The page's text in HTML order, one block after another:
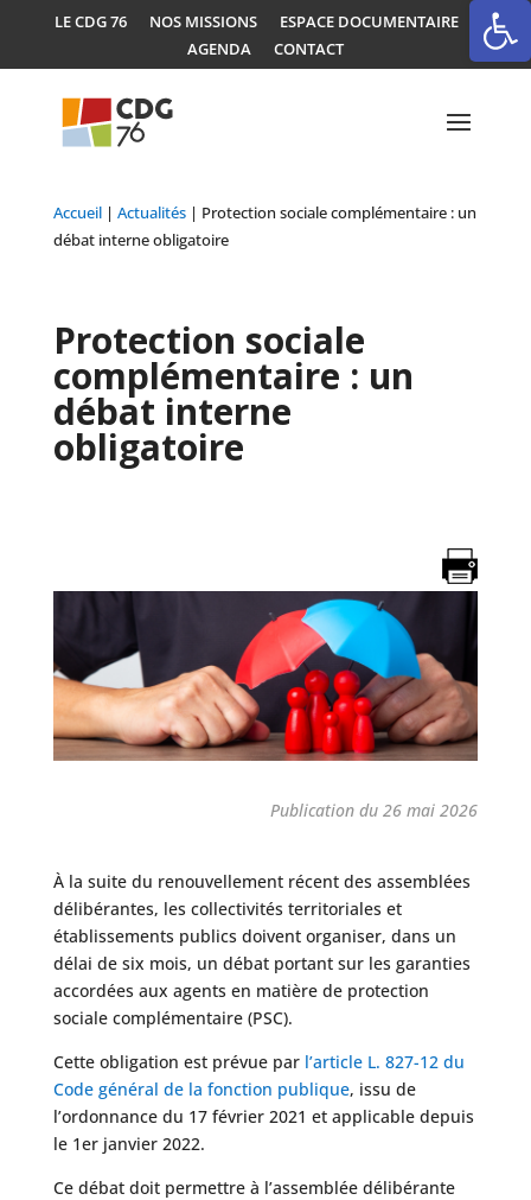
LE CDG 76 NOS MISSIONS
ESPACE DOCUMENTAIRE
AGENDA
CONTACT
Accueil| Actualités| Protection sociale complémentaire : un
débat interne obligatoire
Protection sociale
complémentaire : un
débat interne
obligatoire
Publication du 26 mai 2026
À la suite du renouvellement récent des assemblées
délibérantes, les collectivités territoriales et
établissements publics doivent organiser, dans un
délai de six mois, un débat portant sur les garanties
accordées aux agents en matière de protection
sociale complémentaire (PSC).
Cette obligation est prévue par l’article L. 827-12 du
Code général de la fonction publique, issu de
l’ordonnance du 17 février 2021 et applicable depuis
le 1er janvier 2022.
Ce débat doit permettre à l’assemblée délibérante